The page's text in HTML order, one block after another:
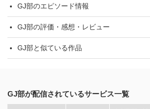
GJ部のエピソード情報
GJ部の評価・感想・レビュー
GJ部と似ている作品
GJ部が配信されているサービス一覧